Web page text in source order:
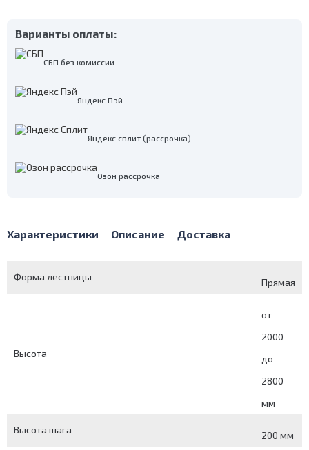
Варианты оплаты:
СБП без комиссии
Яндекс Пэй
Яндекс сплит (рассрочка)
Озон рассрочка
Характеристики Описание Доставка
Форма лестницы Прямая
Высота
от
2000
до
2800
мм
Высота шага 200 мм